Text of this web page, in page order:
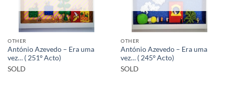
OTHER
António Azevedo – Era uma
vez… ( 251º Acto)
SOLD
OTHER
António Azevedo – Era uma
vez… ( 245º Acto)
SOLD